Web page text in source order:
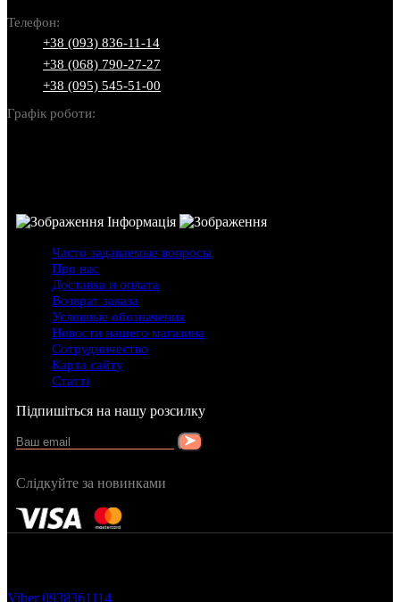
Телефон:
+38 (093) 836-11-14
+38 (068) 790-27-27
+38 (095) 545-51-00
Графік роботи:
Інформація
Часто задаваемые вопросы
Про нас
Доставка и оплата
Возврат заказа
Условные обозначения
Новости нашего магазина
Сотрудничество
Карта сайту
Статті
Підпишіться на нашу розсилку
Слідкуйте за новинками
Viber 0938361114